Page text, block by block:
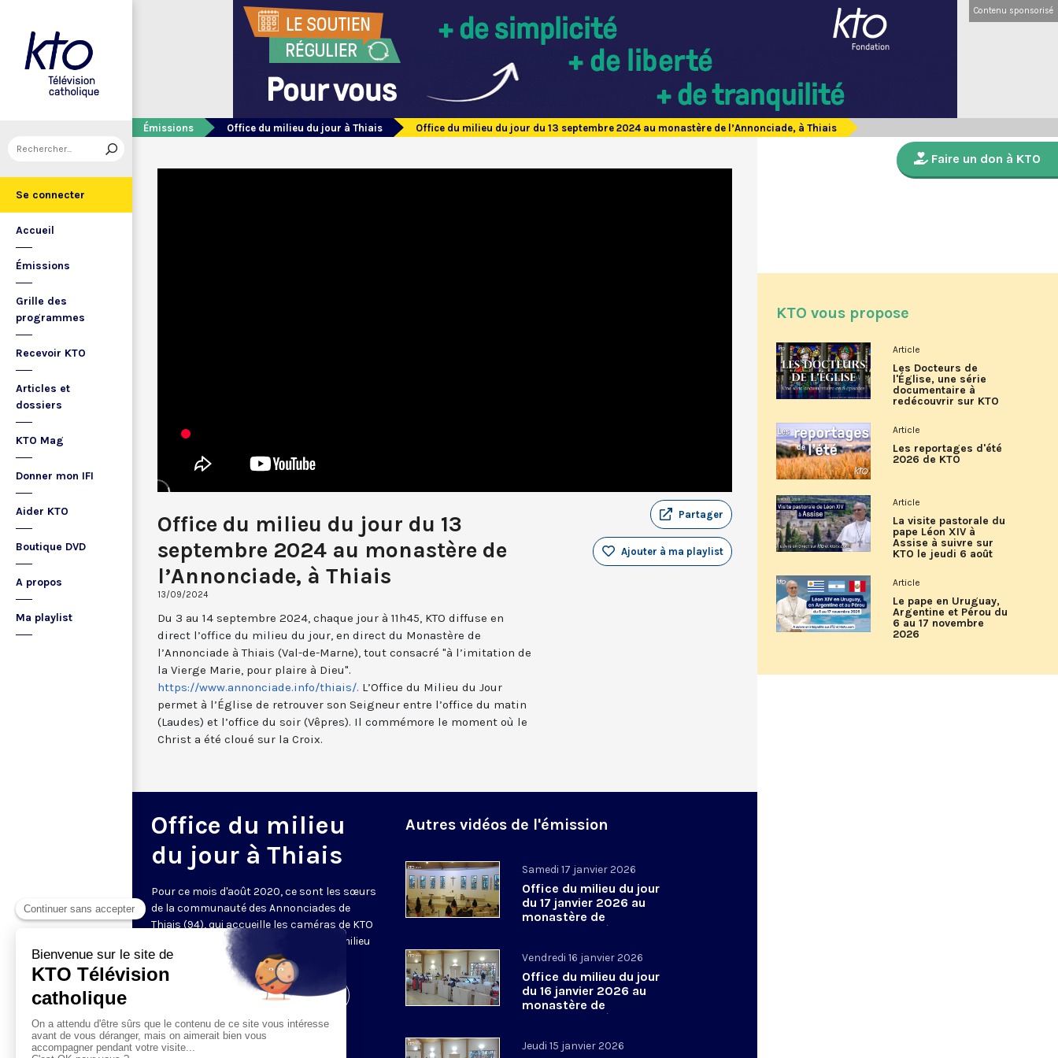
Se connecter
Accueil
Émissions
Grille des
programmes
Recevoir KTO
Articles et
dossiers
KTO Mag
Donner mon IFI
Aider KTO
Boutique DVD
A propos
Ma playlist
Contenu sponsorisé
Émissions Office du milieu du jour à Thiais Office du milieu du jour du 13 septembre 2024 au monastère de l’Annonciade, à Thiais
Office du milieu du jour du 13
septembre 2024 au monastère de
l’Annonciade, à Thiais
13/09/2024
Partager
Ajouter à ma playlist
Du 3 au 14 septembre 2024, chaque jour à 11h45, KTO diffuse en
direct l’office du milieu du jour, en direct du Monastère de
l’Annonciade à Thiais (Val-de-Marne), tout consacré "à l’imitation de
la Vierge Marie, pour plaire à Dieu".
https://www.annonciade.info/thiais/. L’Office du Milieu du Jour
permet à l’Église de retrouver son Seigneur entre l’office du matin
(Laudes) et l’office du soir (Vêpres). Il commémore le moment où le
Christ a été cloué sur la Croix.
Office du milieu
du jour à Thiais
Pour ce mois d'août 2020, ce sont les sœurs
de la communauté des Annonciades de
Thiais (94), qui accueille les caméras de KTO
pour les laudes à 07h00 et l'office du milieu
du jour à 11h45 (et non plus à 12h30).
Visiter la page de l'émission
Autres vidéos de l'émission
Samedi 17 janvier 2026
Office du milieu du jour
du 17 janvier 2026 au
monastère de
l’Annonciade, à Thiais
Vendredi 16 janvier 2026
Office du milieu du jour
du 16 janvier 2026 au
monastère de
l’Annonciade, à Thiais
Jeudi 15 janvier 2026
Faire un don à KTO
KTO vous propose
Article
Les Docteurs de
l'Église, une série
documentaire à
redécouvrir sur KTO
Article
Les reportages d'été
2026 de KTO
Article
La visite pastorale du
pape Léon XIV à
Assise à suivre sur
KTO le jeudi 6 août
Article
Le pape en Uruguay,
Argentine et Pérou du
6 au 17 novembre
2026